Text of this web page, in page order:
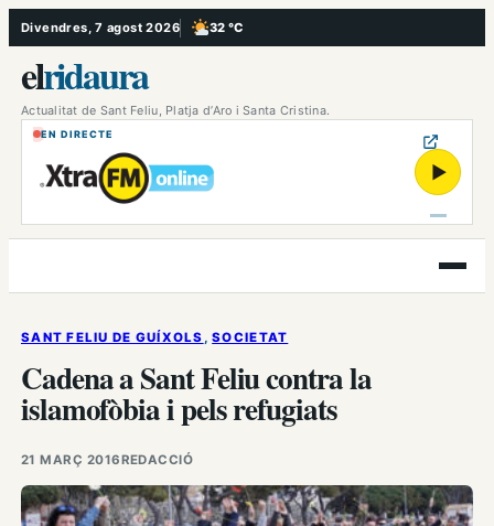
Vés
al
contingut
Divendres, 7 agost 2026 32 °C
, Poc ennuvolat
elridaura
Actualitat de Sant Feliu, Platja d’Aro i Santa Cristina.
EN DIRECTE
▶
Obre
el
SANT FELIU DE GUÍXOLS , SOCIETAT
Cadena a Sant Feliu contra la
islamofòbia i pels refugiats
21 MARÇ 2016REDACCIÓ